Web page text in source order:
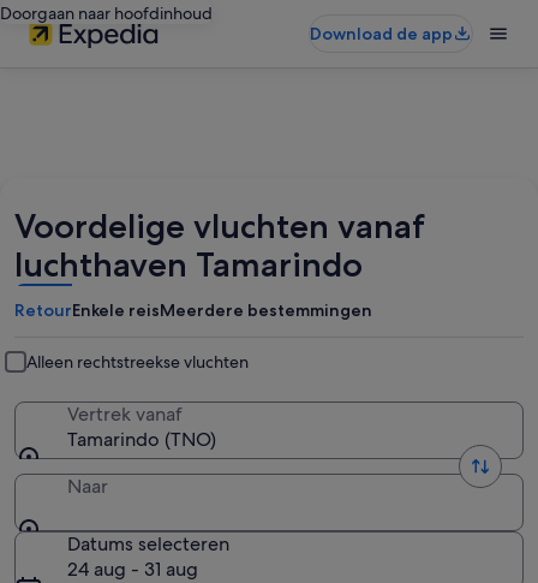
Doorgaan naar hoofdinhoud
Download de app
Voordelige vluchten vanaf
luchthaven Tamarindo
RetourEnkele reisMeerdere bestemmingen
Alleen rechtstreekse vluchten
Vertrek vanaf
Tamarindo (TNO)
Naar
Datums selecteren
24 aug - 31 aug